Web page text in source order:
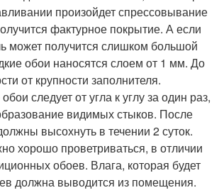
произойдет спрессовывание
фактурное покрытие. А если
может получится слишком большой
обои наносятся слоем от 1 мм. До
от крупности заполнителя.
следует от угла к углу за один раз,
видимых стыков. После
высохнуть в течении 2 суток.
хорошо проветриваться, в отличии
обоев. Влага, которая будет
должна выводится из помещения.